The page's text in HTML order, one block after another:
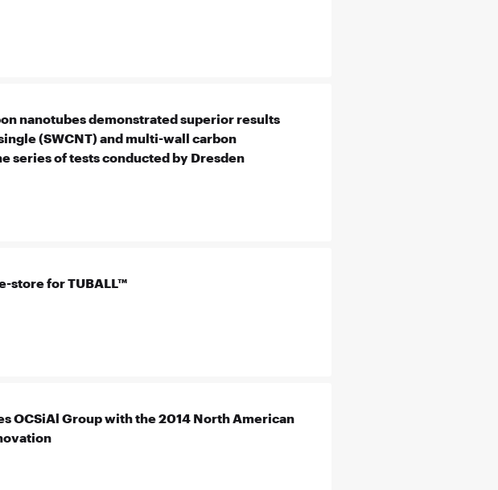
nanotubes demonstrated superior results
(SWCNT) and multi-wall carbon
series of tests conducted by Dresden
store for TUBALL™
OCSiAl Group with the 2014 North American